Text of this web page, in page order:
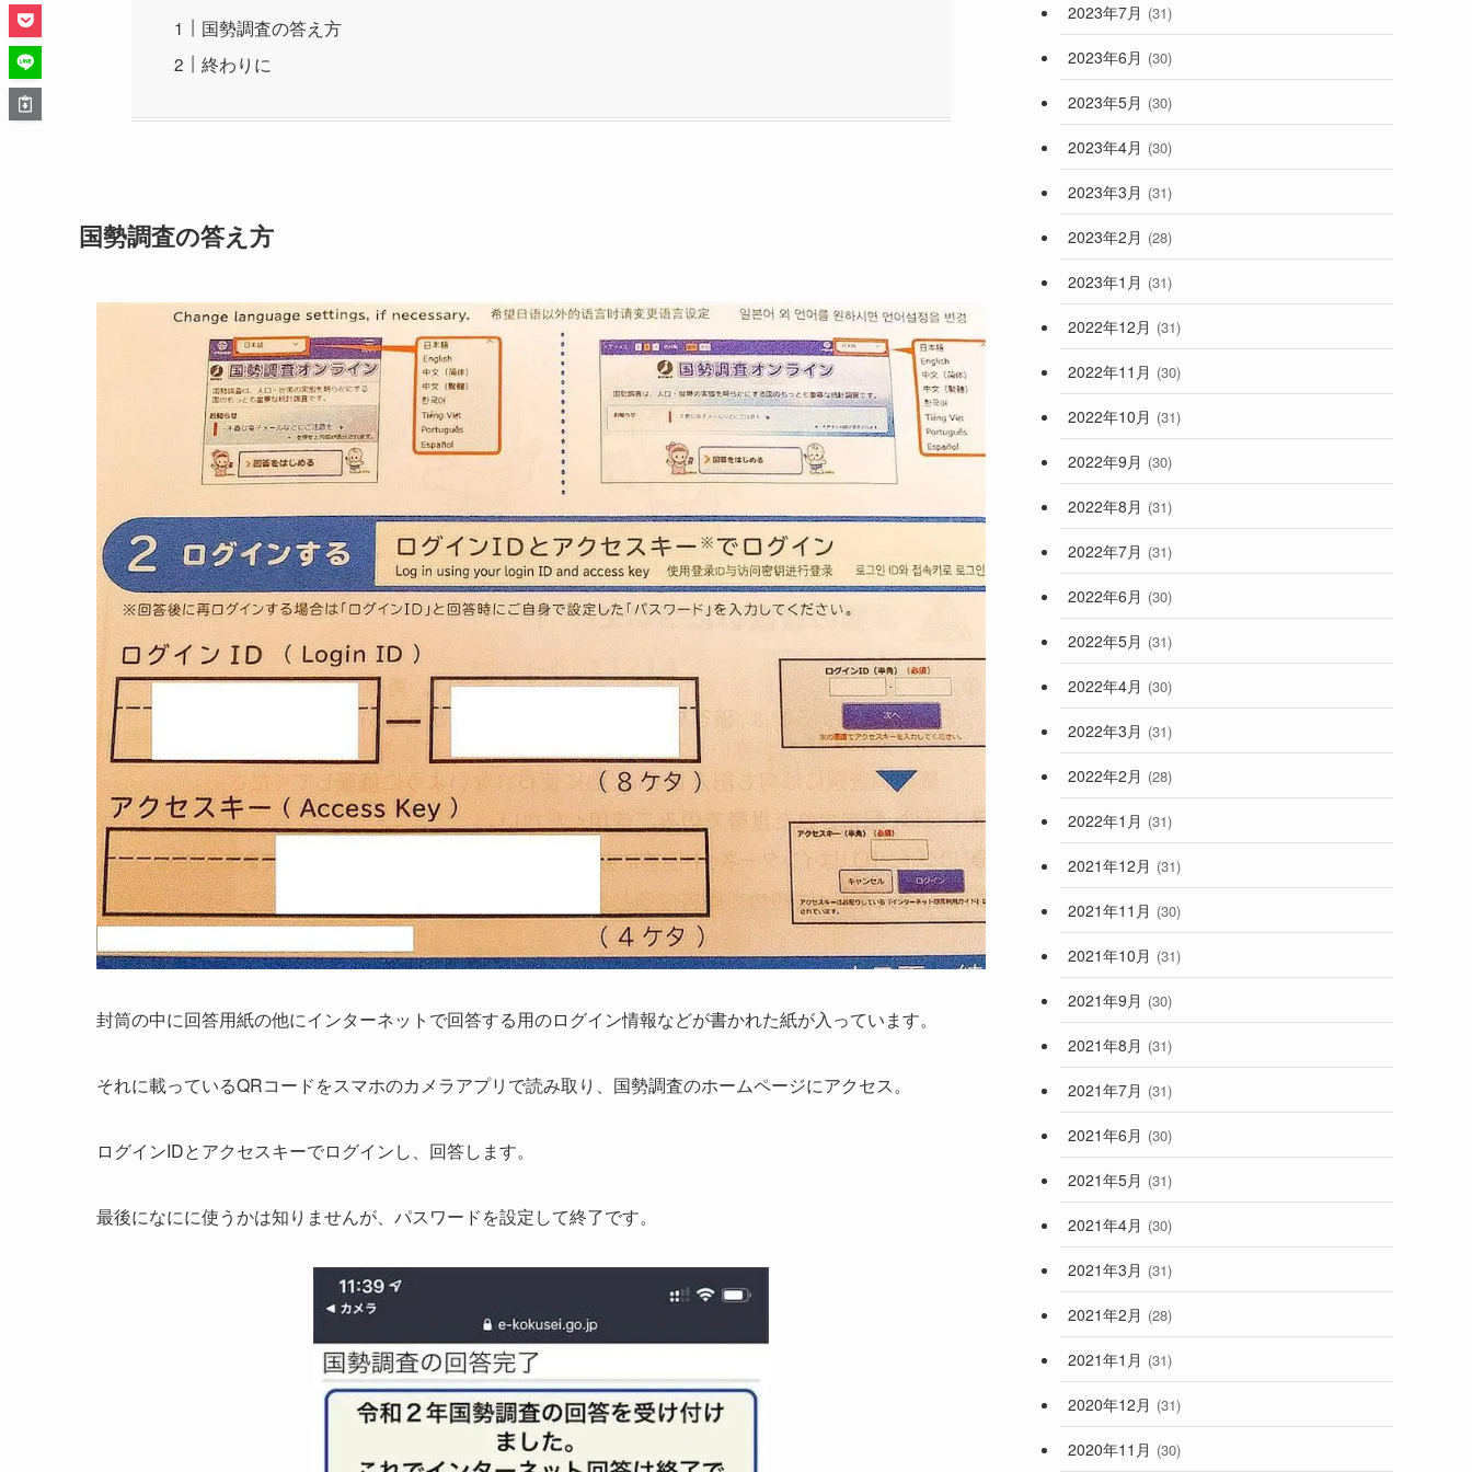
国勢調査の答え方
終わりに
国勢調査の答え方
封筒の中に回答用紙の他にインターネットで回答する用のログイン情報などが書かれた紙が入っています。
それに載っているQRコードをスマホのカメラアプリで読み取り、国勢調査のホームページにアクセス。
ログインIDとアクセスキーでログインし、回答します。
最後になにに使うかは知りませんが、パスワードを設定して終了です。
2023年7月 (31)
2023年6月 (30)
2023年5月 (30)
2023年4月 (30)
2023年3月 (31)
2023年2月 (28)
2023年1月 (31)
2022年12月 (31)
2022年11月 (30)
2022年10月 (31)
2022年9月 (30)
2022年8月 (31)
2022年7月 (31)
2022年6月 (30)
2022年5月 (31)
2022年4月 (30)
2022年3月 (31)
2022年2月 (28)
2022年1月 (31)
2021年12月 (31)
2021年11月 (30)
2021年10月 (31)
2021年9月 (30)
2021年8月 (31)
2021年7月 (31)
2021年6月 (30)
2021年5月 (31)
2021年4月 (30)
2021年3月 (31)
2021年2月 (28)
2021年1月 (31)
2020年12月 (31)
2020年11月 (30)